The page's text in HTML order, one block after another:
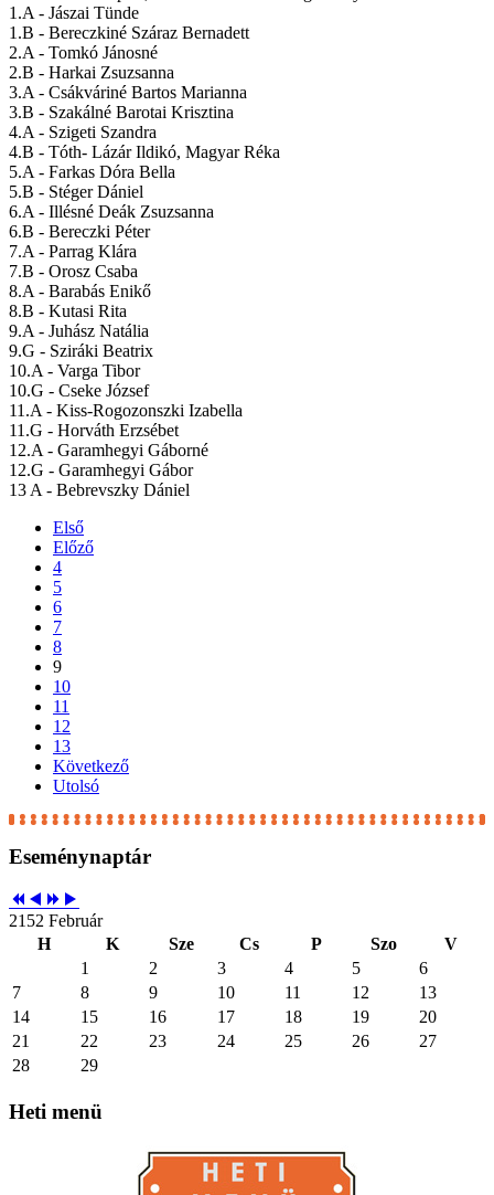
1.A - Jászai Tünde
1.B - Bereczkiné Száraz Bernadett
2.A - Tomkó Jánosné
2.B - Harkai Zsuzsanna
3.A - Csákváriné Bartos Marianna
3.B - Szakálné Barotai Krisztina
4.A - Szigeti Szandra
4.B - Tóth- Lázár Ildikó, Magyar Réka
5.A - Farkas Dóra Bella
5.B - Stéger Dániel
6.A - Illésné Deák Zsuzsanna
6.B - Bereczki Péter
7.A - Parrag Klára
7.B - Orosz Csaba
8.A - Barabás Enikő
8.B - Kutasi Rita
9.A - Juhász Natália
9.G - Sziráki Beatrix
10.A - Varga Tibor
10.G - Cseke József
11.A - Kiss-Rogozonszki Izabella
11.G - Horváth Erzsébet
12.A - Garamhegyi Gáborné
12.G - Garamhegyi Gábor
13 A - Bebrevszky Dániel
Első
Előző
4
5
6
7
8
9
10
11
12
13
Következő
Utolsó
Eseménynaptár
2152 Február
H
K Sze Cs P Szo
V
1
2 3 4 5
6
7
8 9 10 11 12
13
14
15 16 17 18 19
20
21
22 23 24 25 26
27
28
29
Heti menü